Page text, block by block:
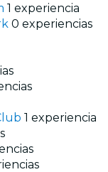
1 experiencia
0 experiencias
1 experiencia